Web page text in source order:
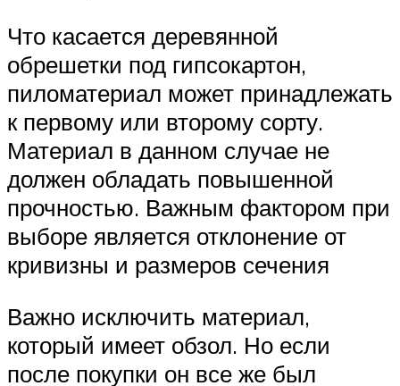
Что касается деревянной
обрешетки под гипсокартон,
пиломатериал может принадлежать
к первому или второму сорту.
Материал в данном случае не
должен обладать повышенной
прочностью. Важным фактором при
выборе является отклонение от
кривизны и размеров сечения
Важно исключить материал,
который имеет обзол. Но если
после покупки он все же был